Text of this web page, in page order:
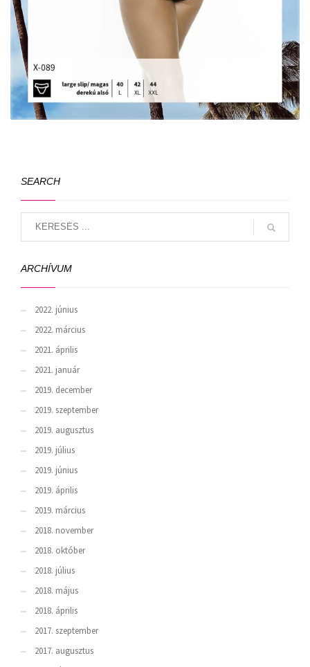
SEARCH
ARCHÍVUM
2022. június
2022. március
2021. április
2021. január
2019. december
2019. szeptember
2019. augusztus
2019. július
2019. június
2019. április
2019. március
2018. november
2018. október
2018. július
2018. május
2018. április
2017. szeptember
2017. augusztus